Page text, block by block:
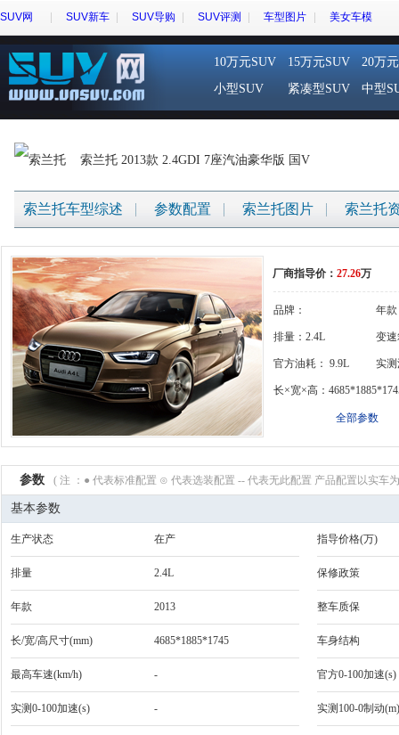
SUV网 SUV新车 SUV导购 SUV评测 车型图片 美女车模
10万元SUV 15万元SUV
20万
小型SUV
紧凑型SUV 中型
索兰托 2013款 2.4GDI 7座汽油豪华版 国V
索兰托车型综述 参数配置 索兰托图片 索兰托
厂商指导价： 27.26万
品牌：
{gigi:brandname}
年款
排量：2.4L 变
体
官方油耗： 9.9L 实
长×宽×高：
全部参数
参数 ( 注 ：● 代表标准配置 ⊙ 代表选装配置 -- 代表无此配置 产品配置以实车
基本参数
生产状态 在产 指导价格(万)
排量 2.4L 保修政策
年款 2013 整车质保
长/宽/高尺寸(mm) 4685*1885*1745 车身结构
最高车速(km/h) - 官方0-100加速(s)
实测0-100加速(s) - 实测100-0制动(m)